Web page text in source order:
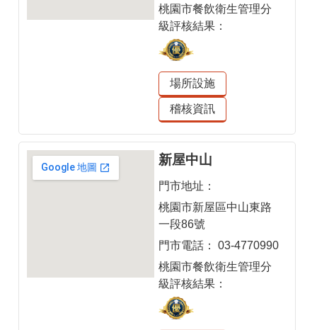
安
全
桃園市餐飲衛生管理分
級評核結果：
場所設施
稽核資訊
新屋中山
門市地址：
桃園市新屋區中山東路
一段86號
門市電話：
03-4770990
桃園市餐飲衛生管理分
級評核結果：